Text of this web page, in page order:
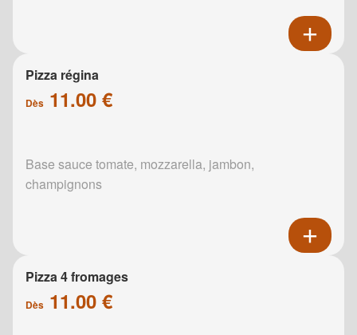
Pizza régina
Dès 11.00 €
Base sauce tomate, mozzarella, jambon,
champignons
Pizza 4 fromages
Dès 11.00 €